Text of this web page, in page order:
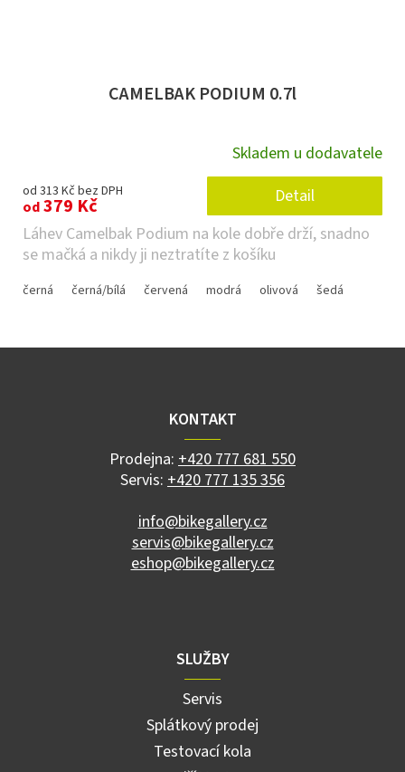
CAMELBAK PODIUM 0.7l
Skladem u dodavatele
od 313 Kč bez DPH
od379 Kč
Detail
Láhev Camelbak Podium na kole dobře drží, snadno
se mačká a nikdy ji neztratíte z košíku
černá černá/bílá červená modrá olivová šedá
KONTAKT
Prodejna: +420 777 681 550
Servis: +420 777 135 356
info@bikegallery.cz
servis@bikegallery.cz
eshop@bikegallery.cz
SLUŽBY
Servis
Splátkový prodej
Testovací kola